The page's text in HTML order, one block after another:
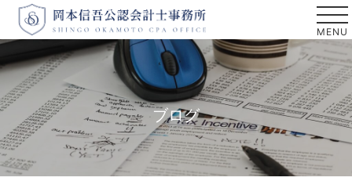
ブログ